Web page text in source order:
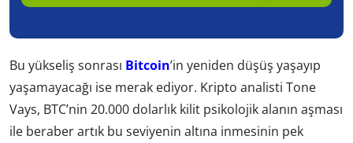
Bu yükseliş sonrası Bitcoin’in yeniden düşüş yaşayıp
yaşamayacağı ise merak ediyor. Kripto analisti Tone
Vays, BTC’nin 20.000 dolarlık kilit psikolojik alanın aşması
ile beraber artık bu seviyenin altına inmesinin pek